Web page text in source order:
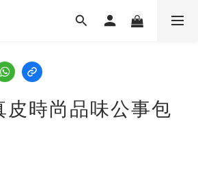
皮時尚品味公事包